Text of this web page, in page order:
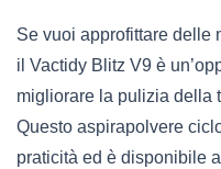
Se vuoi approfittare delle
il Vactidy Blitz V9 è
migliorare la pulizia della
Questo aspirapolvere
praticità ed è disponibile